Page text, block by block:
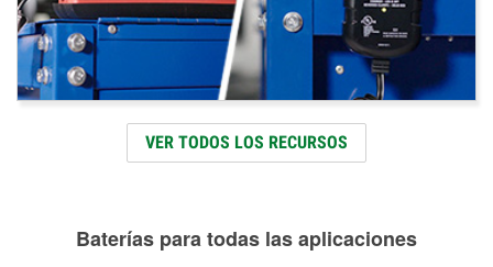
VER TODOS LOS RECURSOS
Baterías para todas las aplicaciones